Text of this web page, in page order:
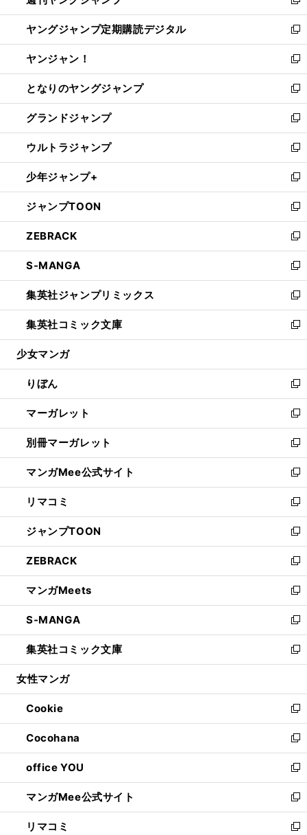
開
く
ウ
で
開
く
ン
ド
ウ
で
開
く
新
し
い
ウ
ィ
ン
ド
ウ
で
開
く
ヤングジャンプ定期購読デジタル
新
し
い
ウ
ィ
ン
ド
ウ
で
開
く
ヤンジャン！
新
し
い
ウ
ィ
ン
ド
ウ
で
開
く
となりのヤングジャンプ
新
し
い
ウ
ィ
ン
ド
ウ
で
開
く
グランドジャンプ
新
し
い
ウ
ィ
ン
ド
ウ
で
開
く
ウルトラジャンプ
新
し
い
ウ
ィ
ン
ド
ウ
で
開
く
少年ジャンプ+
新
し
い
ウ
ィ
ン
ド
ウ
で
開
く
ジャンプTOON
新
し
い
ウ
ィ
ン
ド
ウ
で
開
ZEBRACK
新
し
い
ウ
ィ
ン
ド
ウ
開
く
S-MANGA
新
し
い
ウ
ィ
ン
ウ
で
開
く
集英社ジャンプリミックス
新
し
い
ウ
ン
ド
ウ
で
開
く
集英社コミック文庫
新
し
ウ
ィ
ン
ド
ウ
で
開
く
少女マンガ
りぼん
新
し
い
ウ
ィ
ン
ド
ウ
で
開
く
マーガレット
新
し
い
ウ
ィ
ン
ド
ウ
で
開
く
別冊マーガレット
新
し
い
ウ
ィ
ン
ド
ウ
で
開
く
マンガMee公式サイト
新
し
い
ウ
ィ
ン
ド
ウ
で
開
く
リマコミ
新
し
い
ウ
ィ
ン
ド
ウ
で
開
く
ジャンプTOON
新
し
い
ウ
ィ
ン
ド
ウ
で
開
ZEBRACK
新
し
い
ウ
ィ
ン
ド
ウ
開
く
マンガMeets
新
し
い
ウ
ィ
ン
ウ
で
開
く
S-MANGA
新
し
い
ウ
ン
ド
ウ
で
開
く
集英社コミック文庫
新
し
ウ
ィ
ン
ド
ウ
で
開
く
女性マンガ
Cookie
新
し
い
ウ
ィ
ン
ド
ウ
で
Cocohana
新
し
い
ウ
ィ
ン
ド
office YOU
新
し
い
ウ
ィ
マンガMee公式サイト
新
し
い
リマコミ 新